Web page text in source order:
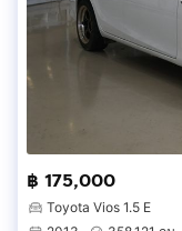
฿ 175,000
Toyota Vios 1.5 E